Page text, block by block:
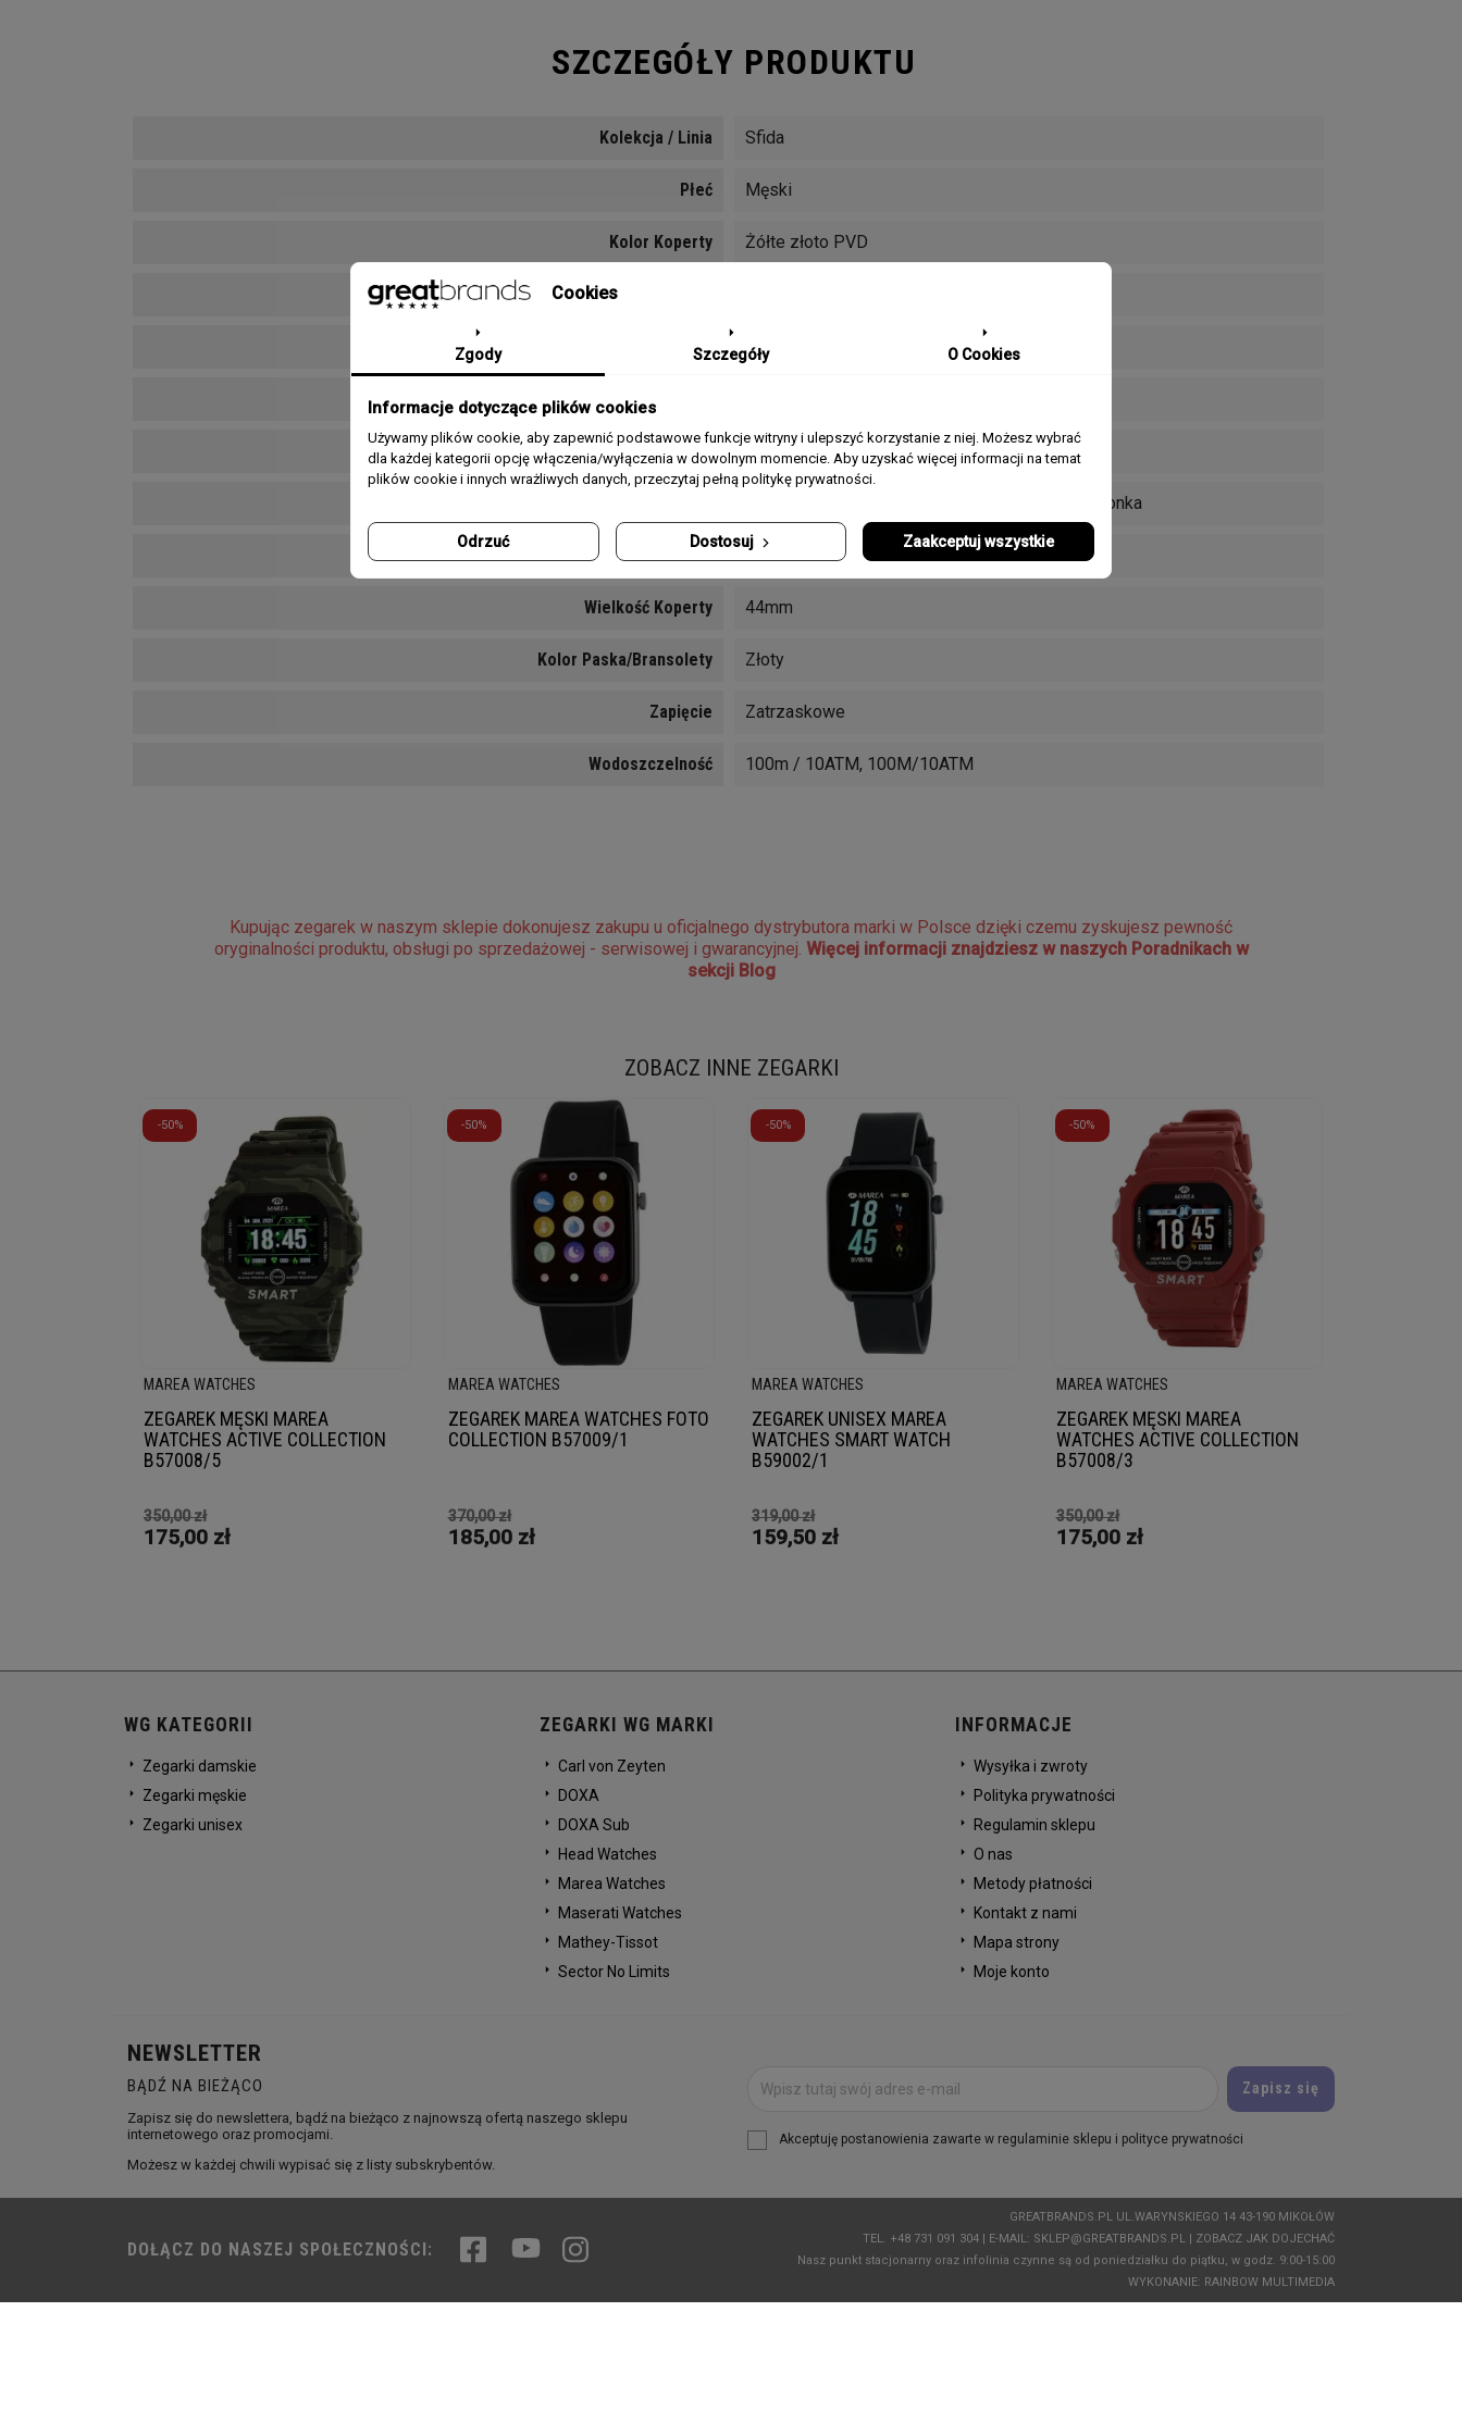
SZCZEGÓŁY PRODUKTU
Kolekcja / Linia Sfida
Płeć Męski
Kolor Koperty Żółte złoto PVD
Materiał Koperty
Pasek/Bransoleta Bransoleta, Bransoleta stalowa PVD
Rozmiar Koperty
Typ Szkła Mineralne
Datownik, Sekundnik, Chronograf, Zakręcana koronka
Rodzaj Mechanizmu Kwarcowy
Wielkość Koperty 44mm
Kolor Paska/bransolety Złoty
Zapięcie Zatrzaskowe
Wodoszczelność 100m / 10ATM, 100M/10ATM
Kupując zegarek w naszym sklepie dokonujesz zakupu u oficjalnego dystrybutora marki w Polsce dzięki czemu zyskujesz pewność
oryginalności produktu, obsługi po sprzedażowej - serwisowej i gwarancyjnej. Więcej informacji znajdziesz w naszych Poradnikach w
sekcji Blog
ZOBACZ INNE ZEGARKI
-50%
MAREA WATCHES
ZEGAREK MĘSKI MAREA
WATCHES ACTIVE COLLECTION
B57008/5
350,00 zł
175,00 zł
-50%
MAREA WATCHES
ZEGAREK MAREA WATCHES FOTO
COLLECTION B57009/1
370,00 zł
185,00 zł
-50%
MAREA WATCHES
ZEGAREK UNISEX MAREA
WATCHES SMART WATCH
B59002/1
319,00 zł
159,50 zł
-50%
MAREA WATCHES
ZEGAREK MĘSKI MAREA
WATCHES ACTIVE COLLECTION
B57008/3
350,00 zł
175,00 zł
WG KATEGORII
Zegarki damskie
Zegarki męskie
Zegarki unisex
ZEGARKI WG MARKI
Carl von Zeyten
DOXA
DOXA Sub
Head Watches
Marea Watches
Maserati Watches
Mathey-Tissot
Sector No Limits
INFORMACJE
Wysyłka i zwroty
Polityka prywatności
Regulamin sklepu
O nas
Metody płatności
Kontakt z nami
Mapa strony
Moje konto
Cookies
Zgody Szczegóły O Cookies
Informacje dotyczące plików cookies
Używamy plików cookie, aby zapewnić podstawowe funkcje witryny i ulepszyć korzystanie z niej. Możesz wybrać
dla każdej kategorii opcję włączenia/wyłączenia w dowolnym momencie. Aby uzyskać więcej informacji na temat
plików cookie i innych wrażliwych danych, przeczytaj pełną politykę prywatności.
Odrzuć Dostosuj Zaakceptuj wszystkie
NEWSLETTER
BĄDŹ NA BIEŻĄCO
Zapisz się do newslettera, bądź na bieżąco z najnowszą ofertą naszego sklepu
internetowego oraz promocjami.
Możesz w każdej chwili wypisać się z listy subskrybentów.
Akceptuję postanowienia zawarte w regulaminie sklepu i polityce prywatności
DOŁĄCZ DO NASZEJ SPOŁECZNOŚCI: FacebookYouTube
GREATBRANDS.PL UL.WARYNSKIEGO 14 43-190 MIKOŁÓW
TEL. +48 731 091 304 | E-MAIL: SKLEP@GREATBRANDS.PL | ZOBACZ JAK DOJECHAĆ
Nasz punkt stacjonarny oraz infolinia czynne są od poniedziałku do piątku, w godz. 9:00-15:00
WYKONANIE: RAINBOW MULTIMEDIA